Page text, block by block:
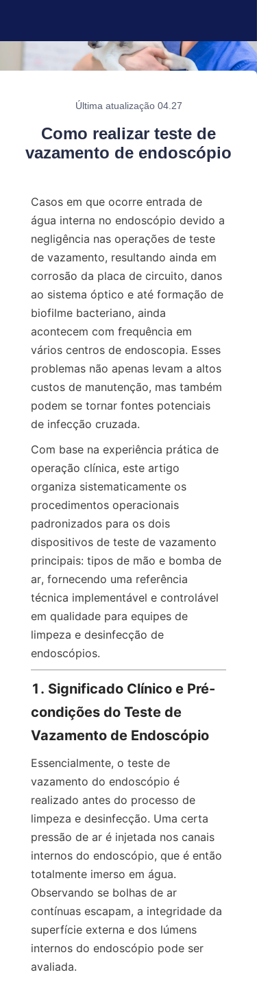
Última atualização 04.27
Como realizar teste de
vazamento de endoscópio
Casos em que ocorre entrada de
água interna no endoscópio devido a
negligência nas operações de teste
de vazamento, resultando ainda em
corrosão da placa de circuito, danos
ao sistema óptico e até formação de
biofilme bacteriano, ainda
acontecem com frequência em
vários centros de endoscopia. Esses
problemas não apenas levam a altos
custos de manutenção, mas também
podem se tornar fontes potenciais
de infecção cruzada.
Com base na experiência prática de
operação clínica, este artigo
organiza sistematicamente os
procedimentos operacionais
padronizados para os dois
dispositivos de teste de vazamento
principais: tipos de mão e bomba de
ar, fornecendo uma referência
técnica implementável e controlável
em qualidade para equipes de
limpeza e desinfecção de
endoscópios.
1. Significado Clínico e Pré-
condições do Teste de
Vazamento de Endoscópio
Essencialmente, o teste de
vazamento do endoscópio é
realizado antes do processo de
limpeza e desinfecção. Uma certa
pressão de ar é injetada nos canais
internos do endoscópio, que é então
totalmente imerso em água.
Observando se bolhas de ar
contínuas escapam, a integridade da
superfície externa e dos lúmens
internos do endoscópio pode ser
avaliada.